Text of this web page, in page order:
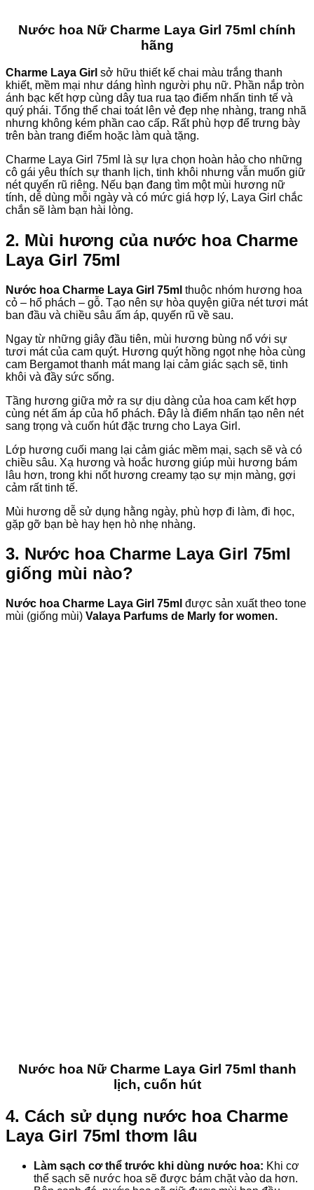
Nước hoa Nữ Charme Laya Girl 75ml chính
hãng
Charme Laya Girl sở hữu thiết kế chai màu trắng thanh
khiết, mềm mại như dáng hình người phụ nữ. Phần nắp tròn
ánh bạc kết hợp cùng dây tua rua tạo điểm nhấn tinh tế và
quý phái. Tổng thể chai toát lên vẻ đẹp nhẹ nhàng, trang nhã
nhưng không kém phần cao cấp. Rất phù hợp để trưng bày
trên bàn trang điểm hoặc làm quà tặng.
Charme Laya Girl 75ml là sự lựa chọn hoàn hảo cho những
cô gái yêu thích sự thanh lịch, tinh khôi nhưng vẫn muốn giữ
nét quyến rũ riêng. Nếu bạn đang tìm một mùi hương nữ
tính, dễ dùng mỗi ngày và có mức giá hợp lý, Laya Girl chắc
chắn sẽ làm bạn hài lòng.
2. Mùi hương của nước hoa Charme
Laya Girl 75ml
Nước hoa Charme Laya Girl 75ml thuộc nhóm hương hoa
cỏ – hổ phách – gỗ. Tạo nên sự hòa quyện giữa nét tươi mát
ban đầu và chiều sâu ấm áp, quyến rũ về sau.
Ngay từ những giây đầu tiên, mùi hương bùng nổ với sự
tươi mát của cam quýt. Hương quýt hồng ngọt nhẹ hòa cùng
cam Bergamot thanh mát mang lại cảm giác sạch sẽ, tinh
khôi và đầy sức sống.
Tầng hương giữa mở ra sự dịu dàng của hoa cam kết hợp
cùng nét ấm áp của hổ phách. Đây là điểm nhấn tạo nên nét
sang trọng và cuốn hút đặc trưng cho Laya Girl.
Lớp hương cuối mang lại cảm giác mềm mại, sạch sẽ và có
chiều sâu. Xạ hương và hoắc hương giúp mùi hương bám
lâu hơn, trong khi nốt hương creamy tạo sự mịn màng, gợi
cảm rất tinh tế.
Mùi hương dễ sử dụng hằng ngày, phù hợp đi làm, đi học,
gặp gỡ bạn bè hay hẹn hò nhẹ nhàng.
3. Nước hoa Charme Laya Girl 75ml
giống mùi nào?
Nước hoa Charme Laya Girl 75ml được sản xuất theo tone
mùi (giống mùi) Valaya Parfums de Marly for women.
Nước hoa Nữ Charme Laya Girl 75ml thanh
lịch, cuốn hút
4. Cách sử dụng nước hoa Charme
Laya Girl 75ml thơm lâu
Làm sạch cơ thể trước khi dùng nước hoa: Khi cơ
thể sạch sẽ nước hoa sẽ được bám chặt vào da hơn.